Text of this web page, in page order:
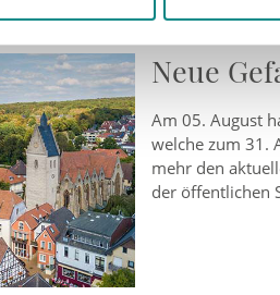
Neue
Am 05. August
welche zum 31.
mehr den
der öffentlichen